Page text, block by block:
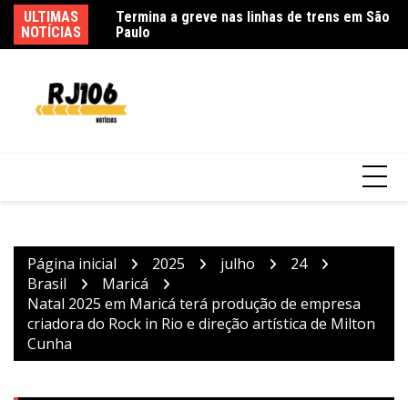
para
o
ULTIMAS
NOTÍCIAS
Página inicial 2025 julho
24
Brasil
Maricá
Natal 2025 em Maricá terá produção de empresa
criadora do Rock in Rio e direção artística de Milton
Cunha